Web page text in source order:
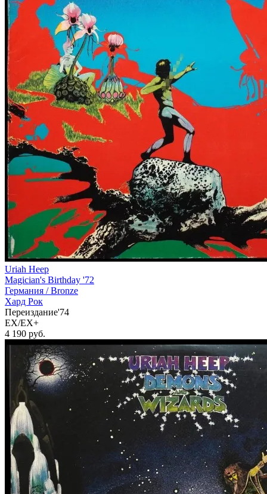
Uriah Heep
Magician's Birthday '72
Германия /Bronze
Хард Рок
Переиздание'74
EX/EX+
4 190 руб.